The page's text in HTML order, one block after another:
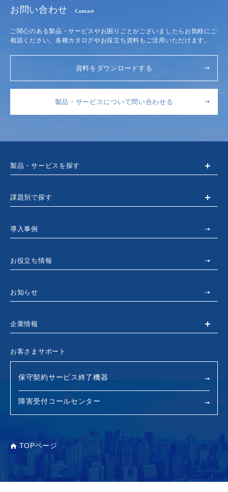
お問い合わせ Contact
ご関心のある製品・サービスやお困りごとがございましたらお気軽にご
相談ください。各種カタログやお役立ち資料もご活用いただけます。
資料をダウンロードする
製品・サービスについて問い合わせる
製品・サービスを探す
課題別で探す
導入事例
お役立ち情報
お知らせ
企業情報
お客さまサポート
保守契約サービス終了機器
障害受付コールセンター
TOPページ